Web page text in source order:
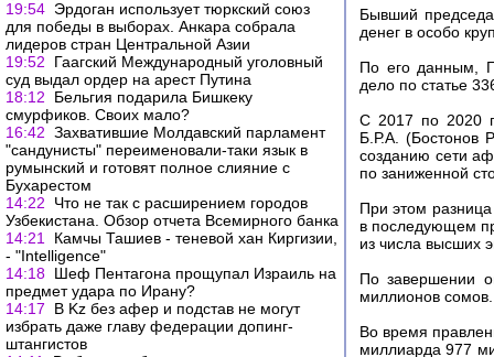
19:54 Эрдоган использует тюркский союз
для победы в выборах. Анкара собрала
лидеров стран Центральной Азии
19:52
Гаагский Международный уголовный
суд выдал ордер на арест Путина
18:12
Бельгия подарила Бишкеку
смурфиков. Своих мало?
16:42 Захватившие Молдавский парламент
"сандунисты" переименовали-таки язык в
румынский и готовят полное слияние с
Бухарестом
14:22
Что не так с расширением городов
Узбекистана. Обзор отчета Всемирного банка
14:21
Камчы Ташиев - теневой хан Киргизии,
- "Intelligence"
14:18 Шеф Пентагона прощупал Израиль на
предмет удара по Ирану?
14:17
В Kz без афер и подстав не могут
избрать даже главу федерации допинг-
штангистов
Бывший
денег в особо
По его данным,
дело по статье
С 2017 по 2020
Б.Р.А. (Бостонов
созданию сети
по заниженной
При этом
в последующем
из числа высших
По завершении
миллионов сомов.
Во время
миллиарда 977